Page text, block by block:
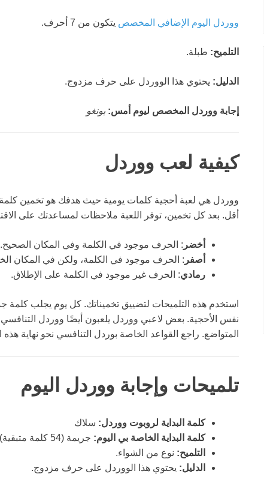
ووردل اليوم الإضافي المخصص يتكون من 7 أحرف.
التلميح: طبلة.
الدليل: يحتوي هذا الووردل على حرف مزدوج.
إجابة ووردل المخصص ليوم أمس: بونغو
كيفية لعب ووردل
ووردل هي لعبة أحجية كلمات يومية حيث هدفك هو تخمين
أقل. بعد كل تخمين، توفر اللعبة ملاحظات لمساعدتك على
أخضر : الحرف موجود في الكلمة وفي المكان الصحيح.
أصفر : الحرف موجود في الكلمة، ولكن في المكان
رمادي: الحرف غير موجود في الكلمة على الإطلاق.
استخدم هذه التلميحات لتضييق تخميناتك. كل يوم يجلب كلمة
نفس الأحجية. بعض لاعبي ووردل يلعبون أيضًا ووردل
المتواضع. راجع القواعد الخاصة بوردل التنافسي نحو نهاية
تلميحات وإجابة ووردل اليوم
كلمة البداية لروبوت ووردل: سلاك
كلمة البداية الخاصة بي اليوم: جريمة (54 كلمة متبقية)
التلميح: نوع من الشواء.
الدليل: يحتوي هذا الووردل على حرف مزدوج.